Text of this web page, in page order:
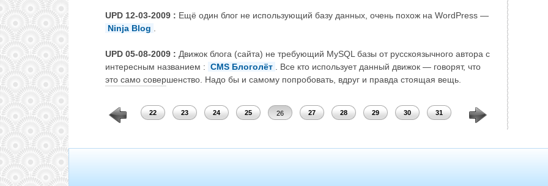
UPD 12-03-2009 : Ещё один блог не использующий базу данных, очень похож на WordPress —
Ninja Blog
UPD 05-08-2009 : Движок блога (сайта) не требующий MySQL базы от русскоязычного автора с
интересным названием : CMS Блоголёт
. Все кто использует данный движок — говорят, что
это само совершенство. Надо бы и самому попробовать, вдруг и правда стоящая вещь.
18 19 21 22 23 24 25 26 27 28 29 30 31 32